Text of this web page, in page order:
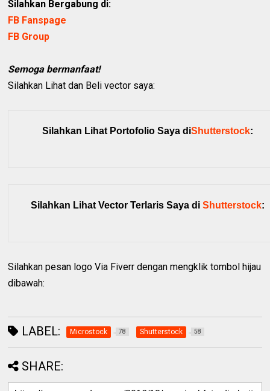
Silahkan Bergabung di:
FB Fanspage
FB Group
Semoga bermanfaat!
Silahkan Lihat dan Beli vector saya:
Silahkan Lihat Portofolio Saya diShutterstock:
Silahkan Lihat Vector Terlaris Saya di Shutterstock:
Silahkan pesan logo Via Fiverr dengan mengklik tombol hijau
dibawah:
LABEL: Microstock 78 Shutterstock 58
SHARE: